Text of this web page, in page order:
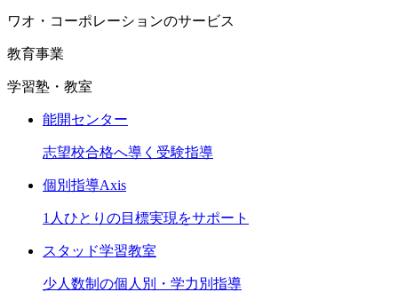
ワオ・コーポレーションのサービス
教育事業
学習塾・教室
能開センター
志望校合格へ導く受験指導
個別指導Axis
1人ひとりの目標実現をサポート
スタッド学習教室
少人数制の個人別・学力別指導